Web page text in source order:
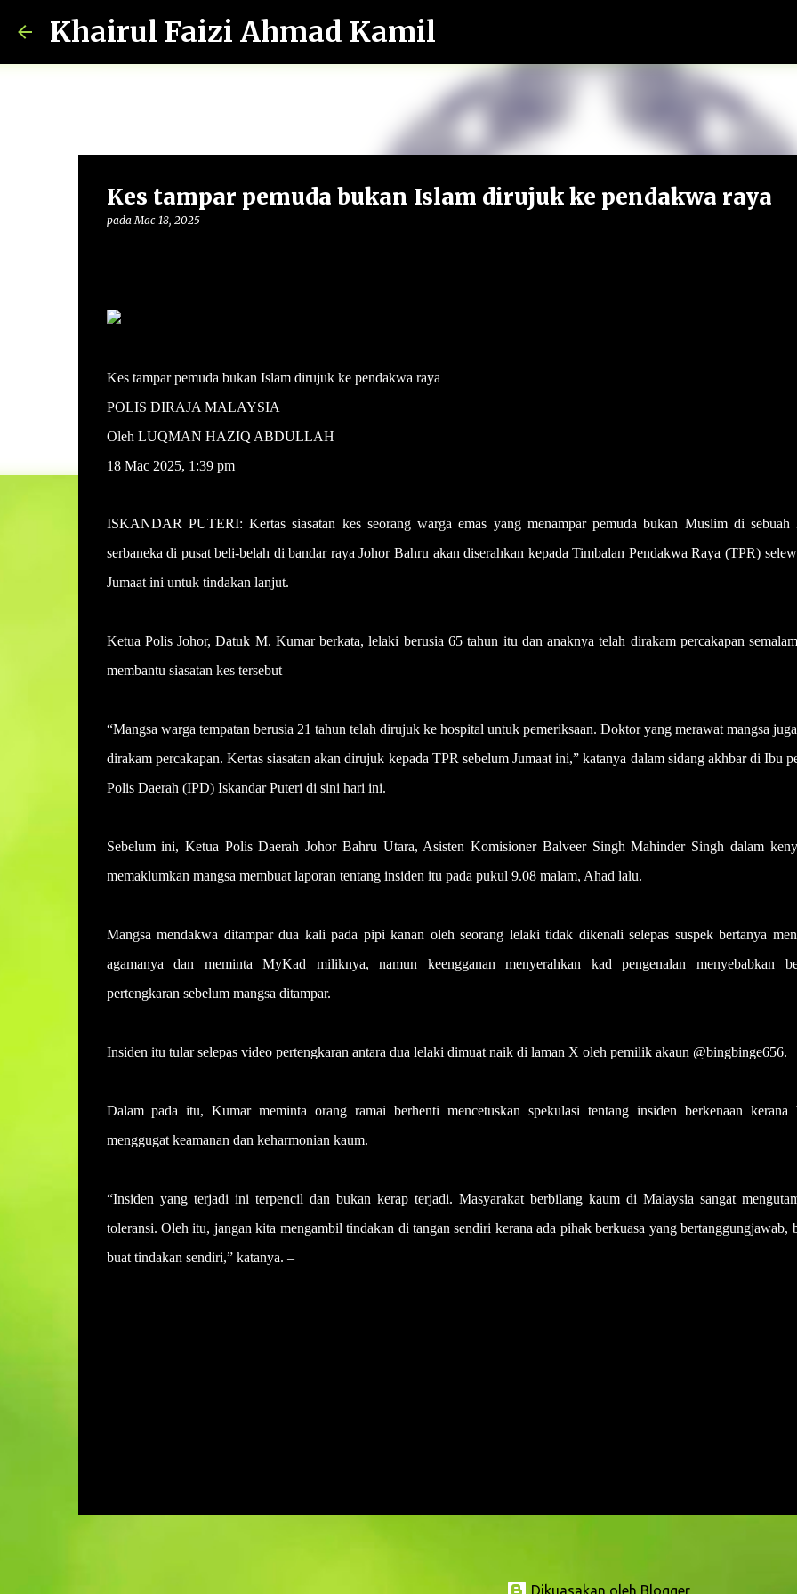
Khairul Faizi Ahmad Kamil
Kes tampar pemuda bukan Islam dirujuk ke pendakwa raya
padaMac 18, 2025
Kes tampar pemuda bukan Islam dirujuk ke pendakwa raya
POLIS DIRAJA MALAYSIA
Oleh LUQMAN HAZIQ ABDULLAH
18 Mac 2025, 1:39 pm
ISKANDAR PUTERI: Kertas siasatan kes seorang warga emas yang menampar pemuda bukan Muslim di sebuah
serbaneka di pusat beli-belah di bandar raya Johor Bahru akan diserahkan kepada Timbalan Pendakwa Raya (TPR)
Jumaat ini untuk tindakan lanjut.
Ketua Polis Johor, Datuk M. Kumar berkata, lelaki berusia 65 tahun itu dan anaknya telah dirakam percakapan
membantu siasatan kes tersebut
“Mangsa warga tempatan berusia 21 tahun telah dirujuk ke hospital untuk pemeriksaan. Doktor yang merawat mangsa
dirakam percakapan. Kertas siasatan akan dirujuk kepada TPR sebelum Jumaat ini,” katanya dalam sidang akhbar di Ibu
Polis Daerah (IPD) Iskandar Puteri di sini hari ini.
Sebelum ini, Ketua Polis Daerah Johor Bahru Utara, Asisten Komisioner Balveer Singh Mahinder Singh dalam
memaklumkan mangsa membuat laporan tentang insiden itu pada pukul 9.08 malam, Ahad lalu.
Mangsa mendakwa ditampar dua kali pada pipi kanan oleh seorang lelaki tidak dikenali selepas suspek bertanya
agamanya dan meminta MyKad miliknya, namun keengganan menyerahkan kad pengenalan menyebabkan
pertengkaran sebelum mangsa ditampar.
Insiden itu tular selepas video pertengkaran antara dua lelaki dimuat naik di laman X oleh pemilik akaun @bingbinge656.
Dalam pada itu, Kumar meminta orang ramai berhenti mencetuskan spekulasi tentang insiden berkenaan kerana
menggugat keamanan dan keharmonian kaum.
“Insiden yang terjadi ini terpencil dan bukan kerap terjadi. Masyarakat berbilang kaum di Malaysia sangat
toleransi. Oleh itu, jangan kita mengambil tindakan di tangan sendiri kerana ada pihak berkuasa yang bertanggungjawab,
buat tindakan sendiri,” katanya. –
Dikuasakan oleh Blogger